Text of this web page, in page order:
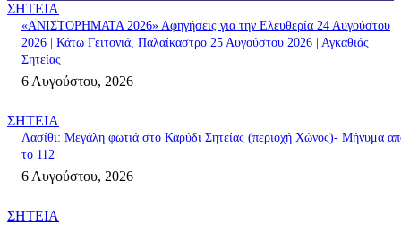
ΣΗΤΕΙΑ
«ΑΝΙΣΤΟΡΗΜΑΤΑ 2026» Αφηγήσεις για την Ελευθερία 24 Αυγούστου
2026 | Κάτω Γειτονιά, Παλαίκαστρο 25 Αυγούστου 2026 | Αγκαθιάς
Σητείας
6 Αυγούστου, 2026
ΣΗΤΕΙΑ
Λασίθι: Μεγάλη φωτιά στο Καρύδι Σητείας (περιοχή Χώνος)- Μήνυμα
το 112
6 Αυγούστου, 2026
ΣΗΤΕΙΑ